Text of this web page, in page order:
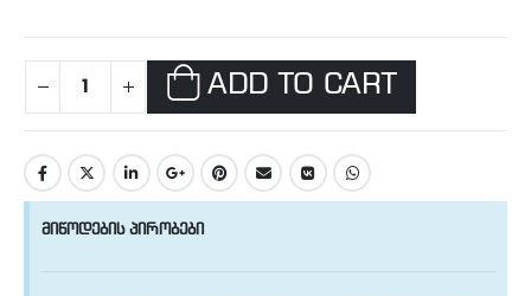
ADD TO CART
მიწოდების პირობები